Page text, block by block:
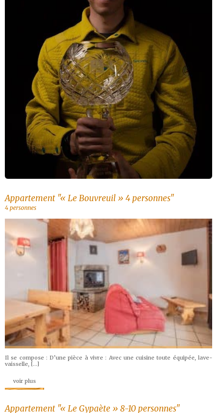
Appartement "« Le Bouvreuil » 4 personnes"
4 personnes
Il se compose : D’une pièce à vivre : Avec une cuisine toute équipée, lave-
vaisselle, […]
voir plus
Appartement "« Le Gypaète » 8-10 personnes"